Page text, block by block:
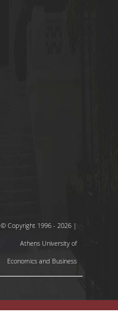
© Copyright 1996 - 2026 |
Athens University of
Economics and Business